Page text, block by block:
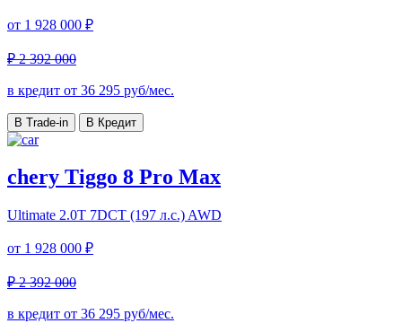
от 1 928 000 ₽
₽ 2 392 000
в кредит от 36 295 руб/мес.
В Trade-in В Кредит
chery Tiggo 8 Pro Max
Ultimate 2.0T 7DCT (197 л.с.) AWD
от 1 928 000 ₽
₽ 2 392 000
в кредит от 36 295 руб/мес.